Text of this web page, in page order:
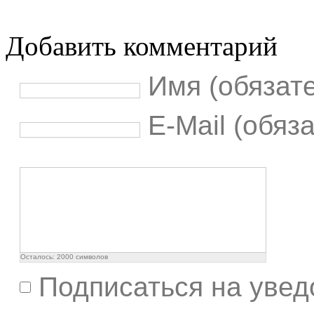
Добавить комментарий
Имя
E-Mail
Осталось: 2000 символов
Подписаться на